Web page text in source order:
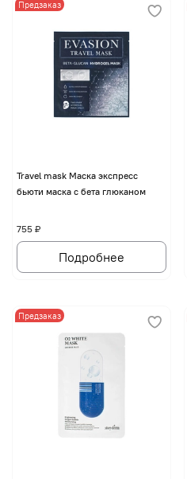
Предзаказ
Travel mask Маска экспресс
бьюти маска с бета глюканом
755 ₽
Подробнее
Предзаказ